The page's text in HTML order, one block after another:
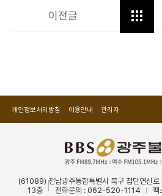
이전글
개인정보처리방침 이용안내 관리자
(61089) 전남광주통합특별시 북구 첨단연신
13층
전화문의 : 062-520-1114